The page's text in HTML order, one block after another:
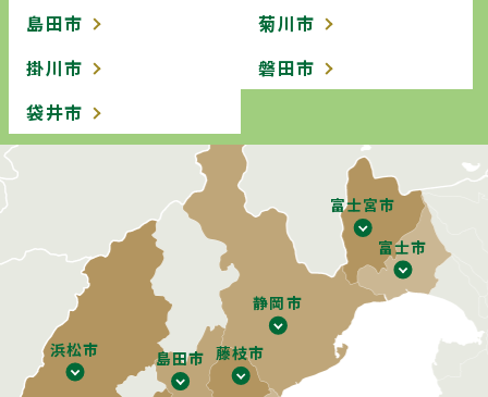
島田市
菊川市
掛川市
磐田市
袋井市
静岡市
浜松市
富士市
富士宮市
藤枝市
島田市